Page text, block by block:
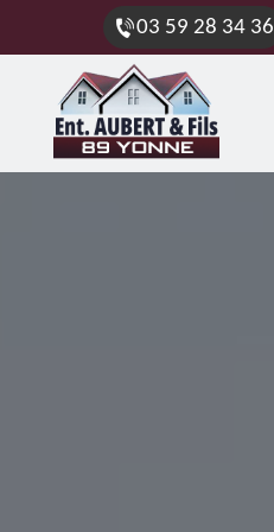
03 59 28 34 36